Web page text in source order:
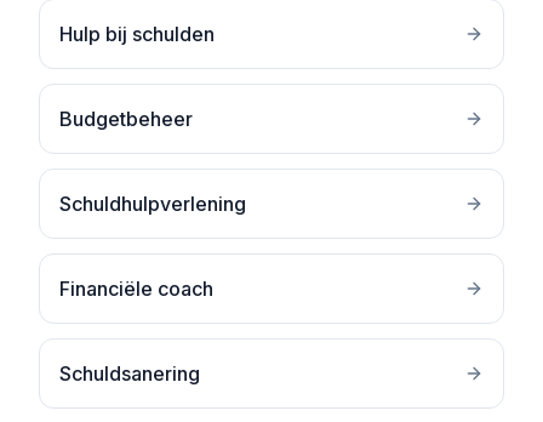
Hulp bij schulden
Budgetbeheer
Schuldhulpverlening
Financiële coach
Schuldsanering